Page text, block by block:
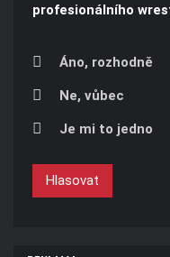
profesionálního
Áno, rozhodně
Ne, vůbec
Je mi to jedno
Hlasovat